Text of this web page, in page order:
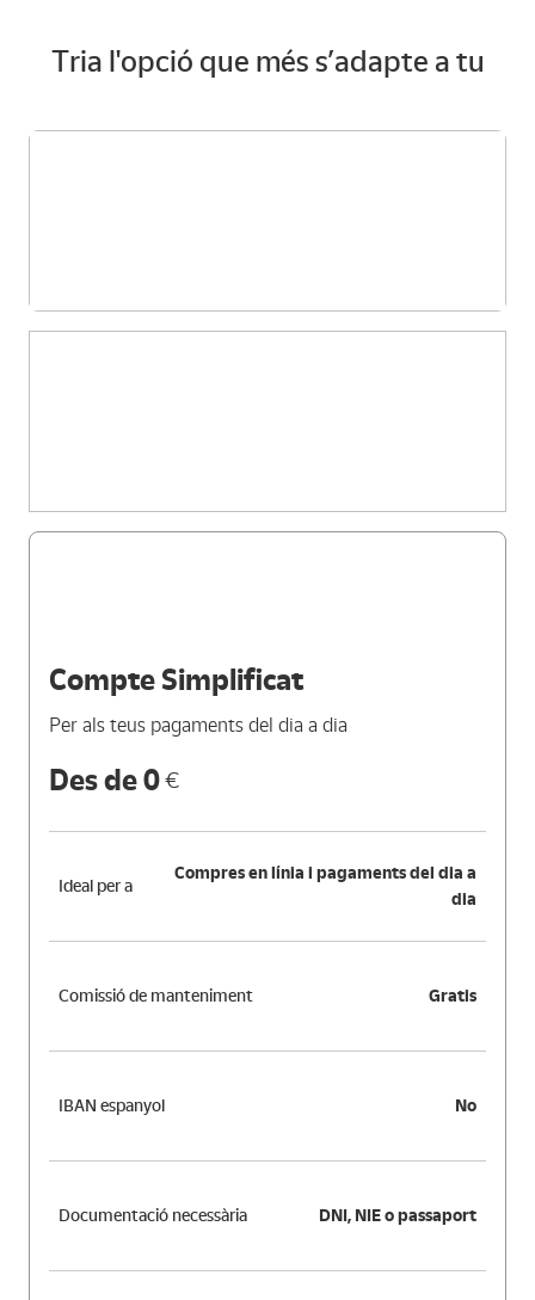
Tria l'opció que més s’adapte a tu
Compte Simplificat
Per als teus pagaments del dia a dia
Des de 0€
Ideal per a
Compres en línia i pagaments del dia a
dia
Comissió de manteniment Gratis
IBAN espanyol No
Documentació necessària DNI, NIE o passaport